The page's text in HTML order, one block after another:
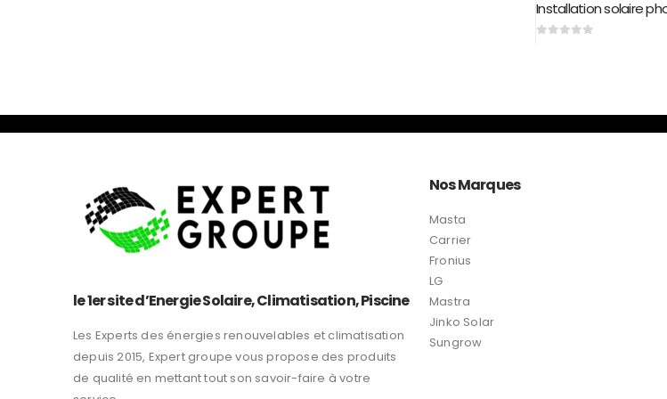
le 1er site d’Energie Solaire, Climatisation, Piscine
Les Experts des énergies renouvelables et climatisation
depuis 2015, Expert groupe vous propose des produits
de qualité en mettant tout son savoir-faire à votre
Nos Marques
Masta
Carrier
Fronius
LG
Mastra
Jinko Solar
Sungrow